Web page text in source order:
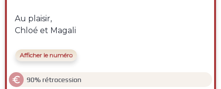
Au plaisir,
Chloé et Magali
Afficher le numéro
 90% rétrocession